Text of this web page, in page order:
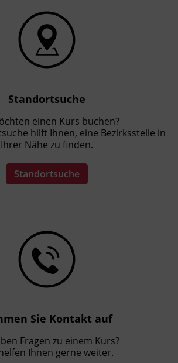
225522 1515 erhältlich.
Ihre Zukunftsaktie für Ihre
fördert bis zu maximal 30 %
Standortsuche
einen Kurs buchen?
hilft Ihnen, eine Bezirksstelle in
Ihrer Nähe zu finden.
Standortsuche
Sie Kontakt auf
Fragen zu einem Kurs?
Ihnen gerne weiter.